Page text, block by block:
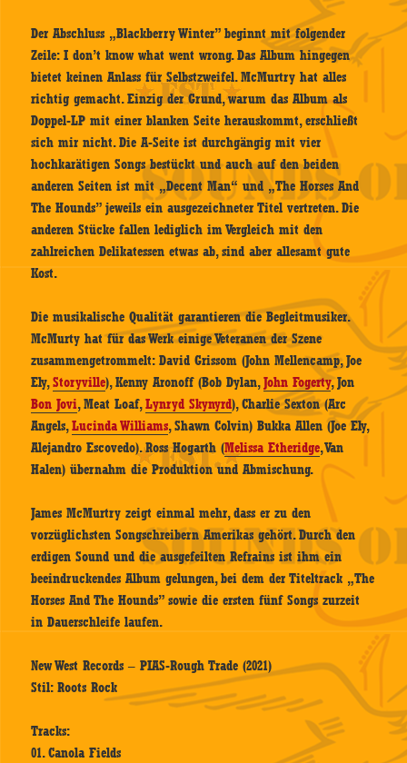
Der Abschluss „Blackberry Winter” beginnt mit folgender
Zeile: I don’t know what went wrong. Das Album hingegen
bietet keinen Anlass für Selbstzweifel. McMurtry hat alles
richtig gemacht. Einzig der Grund, warum das Album als
Doppel-LP mit einer blanken Seite herauskommt, erschließt
sich mir nicht. Die A-Seite ist durchgängig mit vier
hochkarätigen Songs bestückt und auch auf den beiden
anderen Seiten ist mit „Decent Man“ und „The Horses And
The Hounds” jeweils ein ausgezeichneter Titel vertreten. Die
anderen Stücke fallen lediglich im Vergleich mit den
zahlreichen Delikatessen etwas ab, sind aber allesamt gute
Kost.
Die musikalische Qualität garantieren die Begleitmusiker.
McMurty hat für das Werk einige Veteranen der Szene
zusammengetrommelt: David Grissom (John Mellencamp, Joe
Ely,Storyville), Kenny Aronoff (Bob Dylan,John Fogerty, Jon
Bon Jovi, Meat Loaf,Lynryd Skynyrd), Charlie Sexton (Arc
Angels,Lucinda Williams, Shawn Colvin) Bukka Allen (Joe Ely,
Alejandro Escovedo). Ross Hogarth (Melissa Etheridge, Van
Halen) übernahm die Produktion und Abmischung.
James McMurtry zeigt einmal mehr, dass er zu den
vorzüglichsten Songschreibern Amerikas gehört. Durch den
erdigen Sound und die ausgefeilten Refrains ist ihm ein
beeindruckendes Album gelungen, bei dem der Titeltrack „The
Horses And The Hounds” sowie die ersten fünf Songs zurzeit
in Dauerschleife laufen.
New West Records – PIAS-Rough Trade (2021)
Stil: Roots Rock
Tracks:
01. Canola Fields